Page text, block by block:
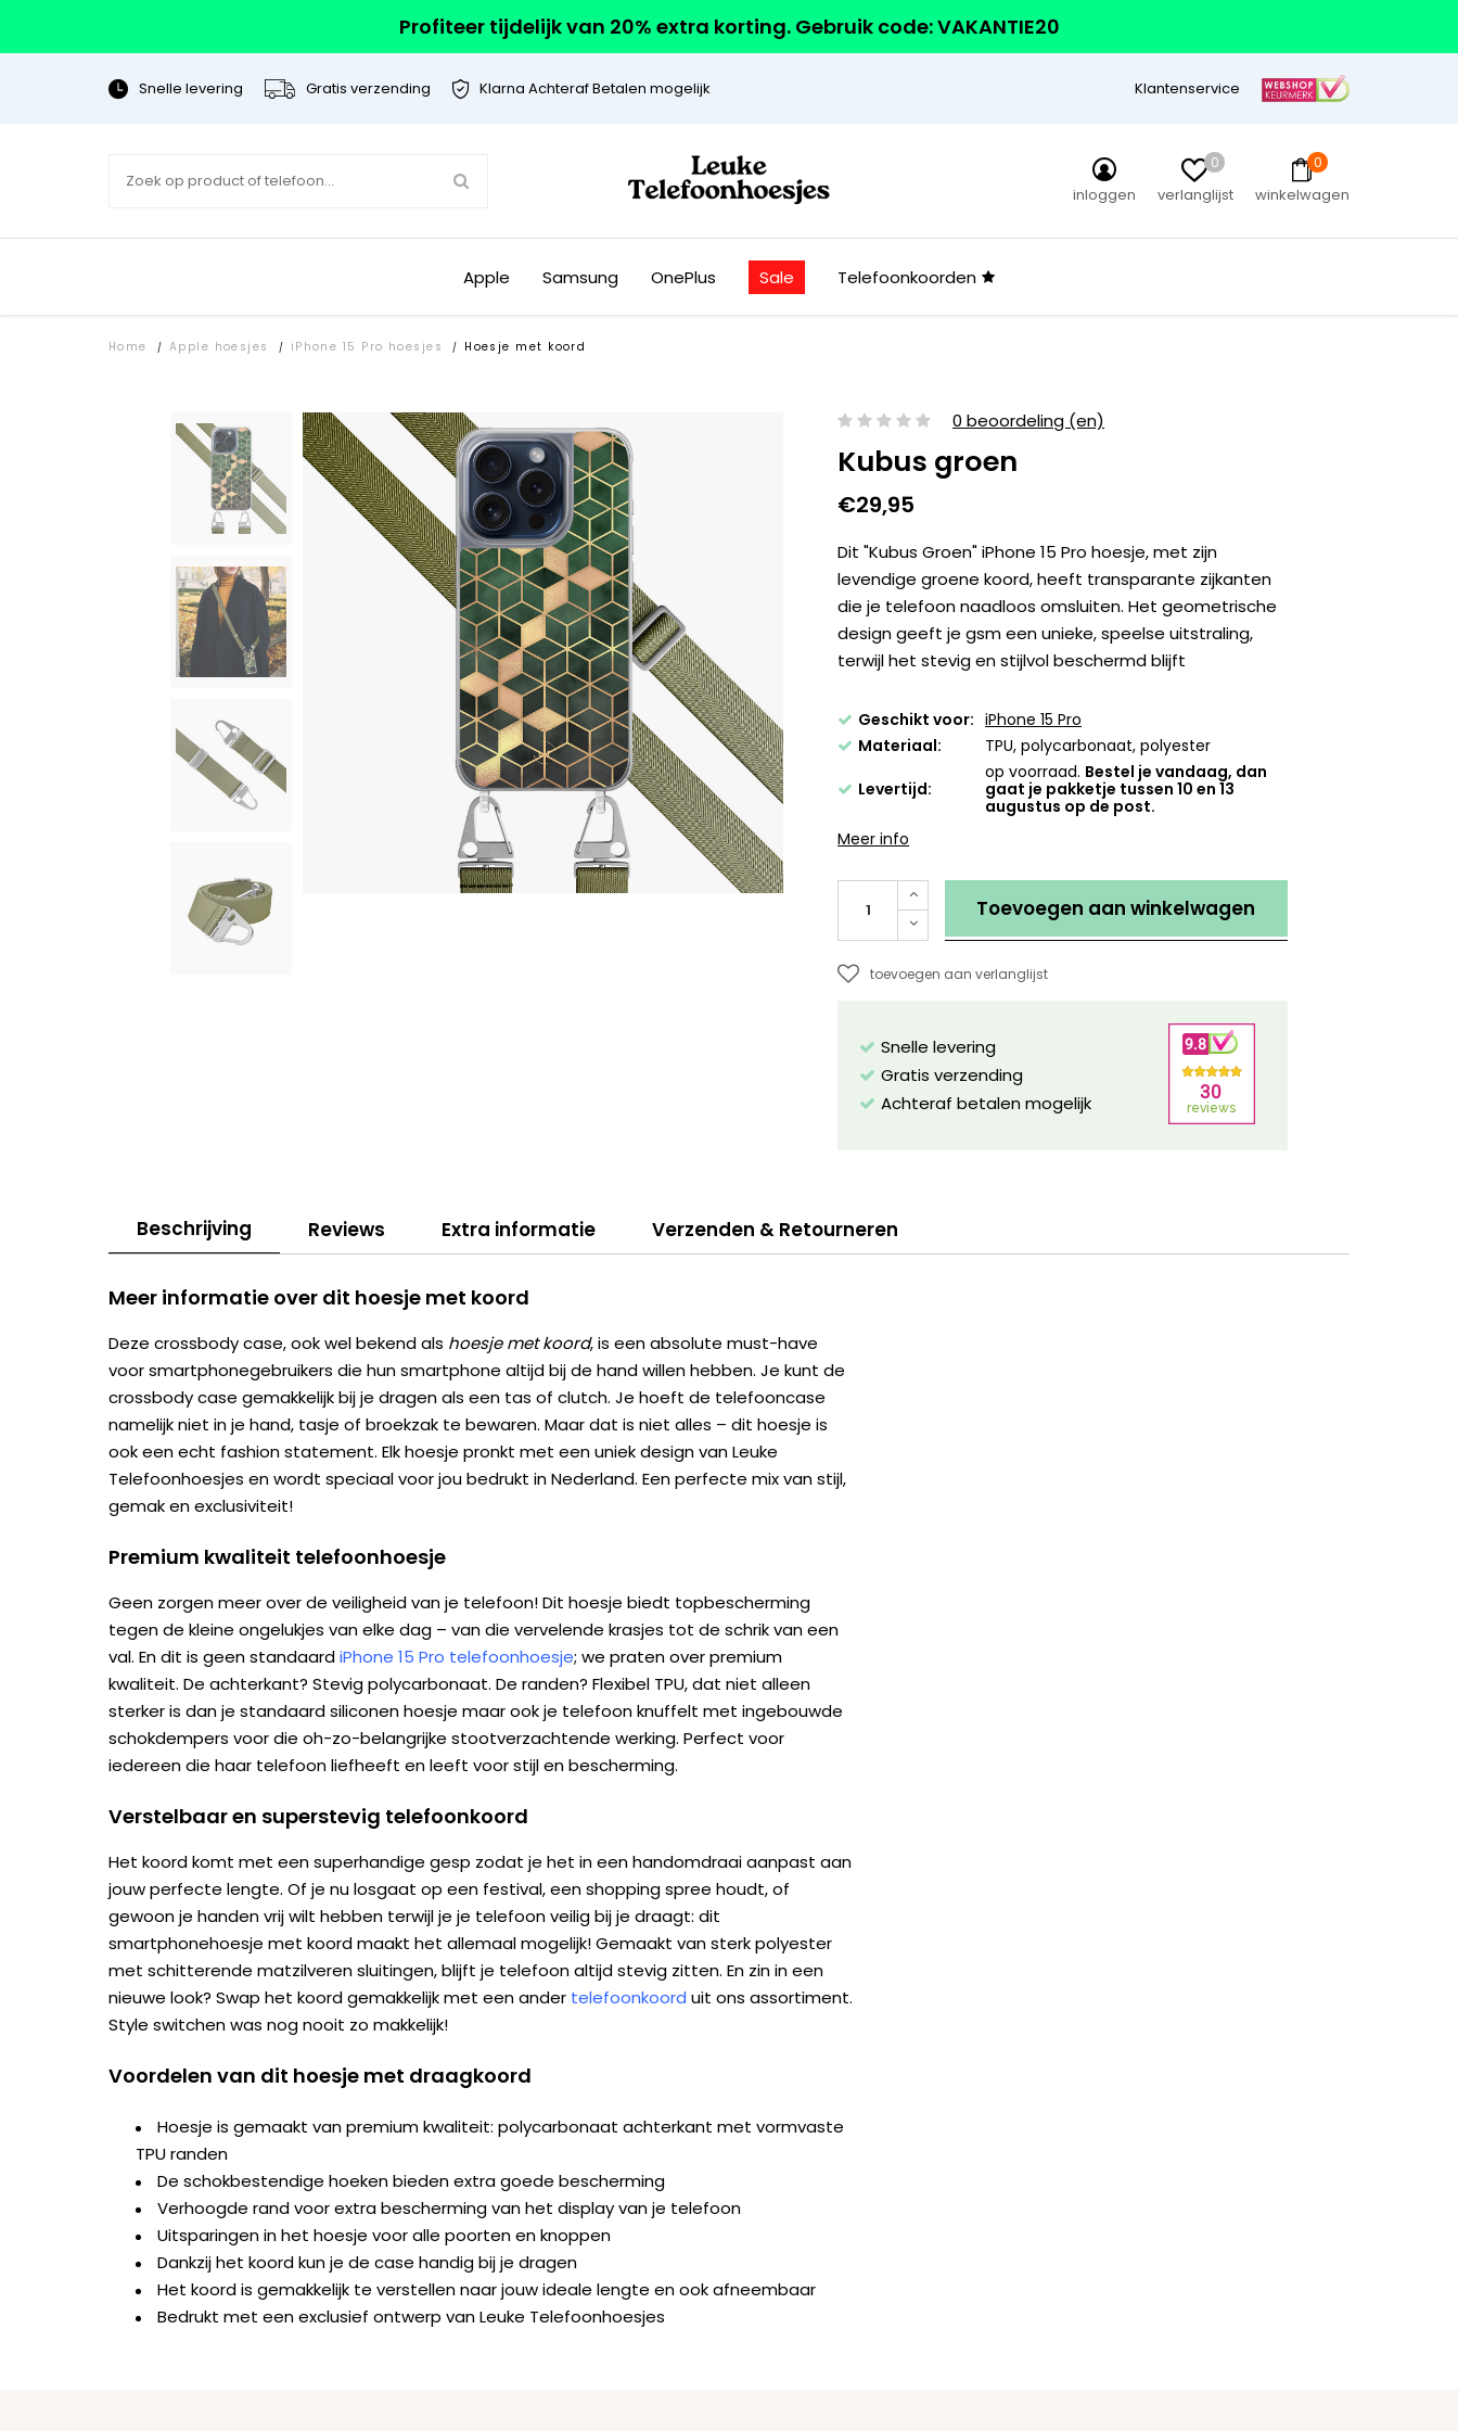
Profiteer tijdelijk van 20% extra korting. Gebruik code: VAKANTIE20
Snelle levering Gratis verzending Klarna Achteraf Betalen mogelijk Klantenservice
inloggen
0
verlanglijst
0
winkelwagen
Apple Samsung OnePlus Sale Telefoonkoorden
Home / Apple hoesjes / iPhone 15 Pro hoesjes / Hoesje met koord
0 beoordeling (en)
Kubus groen
€29,95
Dit "Kubus Groen" iPhone 15 Pro hoesje, met zijn
levendige groene koord, heeft transparante zijkanten
die je telefoon naadloos omsluiten. Het geometrische
design geeft je gsm een unieke, speelse uitstraling,
terwijl het stevig en stijlvol beschermd blijft
Geschikt voor: iPhone 15 Pro
Materiaal:
TPU, polycarbonaat, polyester
Levertijd:
op voorraad. Bestel je vandaag, dan
gaat je pakketje tussen 10 en 13
augustus op de post.
Meer info
Toevoegen aan winkelwagen
toevoegen aan verlanglijst
Snelle levering
Gratis verzending
Achteraf betalen mogelijk
Beschrijving Reviews Extra informatie Verzenden & Retourneren
Meer informatie over dit hoesje met koord
Deze crossbody case, ook wel bekend als hoesje met koord, is een absolute must-have
voor smartphonegebruikers die hun smartphone altijd bij de hand willen hebben. Je kunt de
crossbody case gemakkelijk bij je dragen als een tas of clutch. Je hoeft de telefooncase
namelijk niet in je hand, tasje of broekzak te bewaren. Maar dat is niet alles – dit hoesje is
ook een echt fashion statement. Elk hoesje pronkt met een uniek design van Leuke
Telefoonhoesjes en wordt speciaal voor jou bedrukt in Nederland. Een perfecte mix van stijl,
gemak en exclusiviteit!
Premium kwaliteit telefoonhoesje
Geen zorgen meer over de veiligheid van je telefoon! Dit hoesje biedt topbescherming
tegen de kleine ongelukjes van elke dag – van die vervelende krasjes tot de schrik van een
val. En dit is geen standaardiPhone 15 Pro telefoonhoesje; we praten over premium
kwaliteit. De achterkant? Stevig polycarbonaat. De randen? Flexibel TPU, dat niet alleen
sterker is dan je standaard siliconen hoesje maar ook je telefoon knuffelt met ingebouwde
schokdempers voor die oh-zo-belangrijke stootverzachtende werking. Perfect voor
iedereen die haar telefoon liefheeft en leeft voor stijl en bescherming.
Verstelbaar en superstevig telefoonkoord
Het koord komt met een superhandige gesp zodat je het in een handomdraai aanpast aan
jouw perfecte lengte. Of je nu losgaat op een festival, een shopping spree houdt, of
gewoon je handen vrij wilt hebben terwijl je je telefoon veilig bij je draagt: dit
smartphonehoesje met koord maakt het allemaal mogelijk! Gemaakt van sterk polyester
met schitterende matzilveren sluitingen, blijft je telefoon altijd stevig zitten. En zin in een
nieuwe look? Swap het koord gemakkelijk met een ander telefoonkoord uit ons assortiment.
Style switchen was nog nooit zo makkelijk!
Voordelen van dit hoesje met draagkoord
Hoesje is gemaakt van premium kwaliteit: polycarbonaat achterkant met vormvaste
TPU randen
De schokbestendige hoeken bieden extra goede bescherming
Verhoogde rand voor extra bescherming van het display van je telefoon
Uitsparingen in het hoesje voor alle poorten en knoppen
Dankzij het koord kun je de case handig bij je dragen
Het koord is gemakkelijk te verstellen naar jouw ideale lengte en ook afneembaar
Bedrukt met een exclusief ontwerp van Leuke Telefoonhoesjes